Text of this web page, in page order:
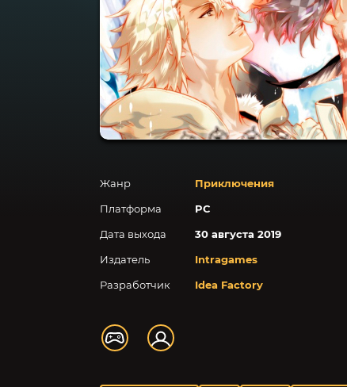
Жанр
Приключения
Платформа
PC
Дата выхода
30 августа 2019
Издатель
Intragames
Разработчик
Idea Factory